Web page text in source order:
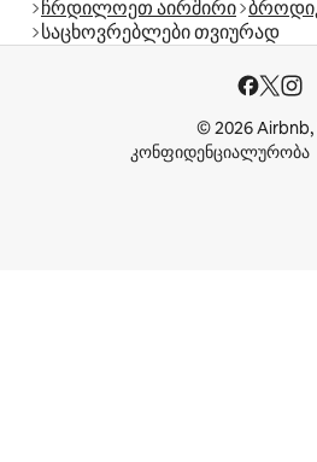
ჩრდილოეთ აირშირი
საცხოვრებლები თვიურად
© 2026 Airbnb,
კონფიდენციალურობა